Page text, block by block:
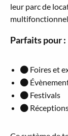
leur parc de
Parfaits pour :
Foires et
Festivals